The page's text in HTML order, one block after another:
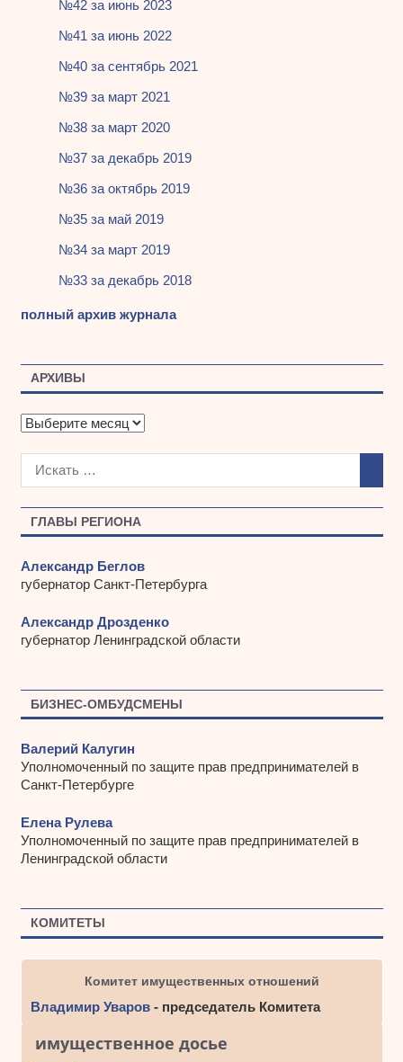
ГЛАВЫ РЕГИОНА
Александр Беглов
губернатор Санкт-Петербурга
Александр Дрозденко
губернатор Ленинградской области
БИЗНЕС-ОМБУДСМЕНЫ
Валерий Калугин
Уполномоченный по защите прав предпринимателей в
Санкт-Петербурге
Елена Рулева
Уполномоченный по защите прав предпринимателей в
Ленинградской области
КОМИТЕТЫ
Комитет имущественных отношений
Владимир Уваров- председатель Комитета
имущественное досье
№42 за июнь 2023
№41 за июнь 2022
№40 за сентябрь 2021
№39 за март 2021
№38 за март 2020
№37 за декабрь 2019
№36 за октябрь 2019
№35 за май 2019
№34 за март 2019
№33 за декабрь 2018
полный архив журнала
АРХИВЫ
А
х
ы